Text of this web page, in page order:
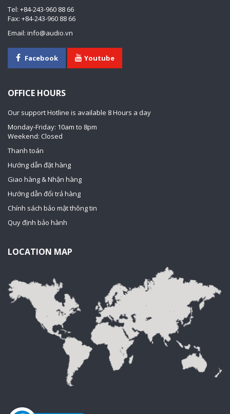
Tel: +84-243-960 88 66
Fax: +84-243-960 88 66
Email: info@audio.vn
Facebook Youtube
OFFICE HOURS
Our support Hotline is available 8 Hours a day
Monday-Friday: 10am to 8pm
Weekend: Closed
Thanh toán
Hướng dẫn đặt hàng
Giao hàng & Nhận hàng
Hướng dẫn đổi trả hàng
Chính sách bảo mật thông tin
Quy định bảo hành
LOCATION MAP